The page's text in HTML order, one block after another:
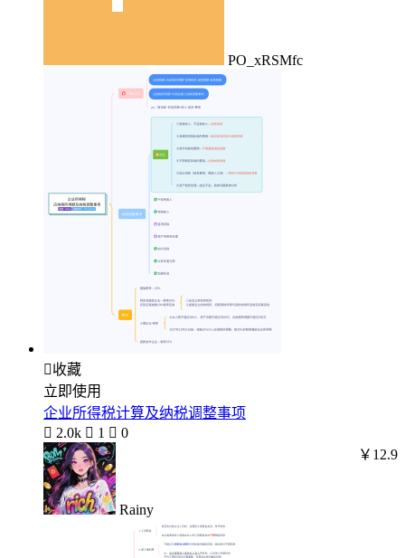
PO_xRSMfc
收藏
立即使用
企业所得税计算及纳税调整事项
 2.0k  1  0
Rainy
￥12.9